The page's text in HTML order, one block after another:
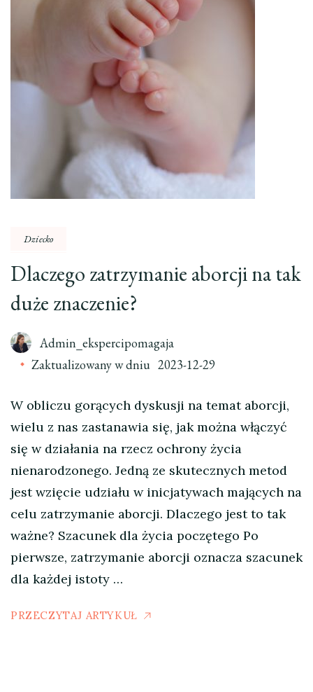
Dziecko
Dlaczego zatrzymanie aborcji na tak
duże znaczenie?
Admin_ekspercipomagaja
Zaktualizowany w dniu 2023-12-29
W obliczu gorących dyskusji na temat aborcji,
wielu z nas zastanawia się, jak można włączyć
się w działania na rzecz ochrony życia
nienarodzonego. Jedną ze skutecznych metod
jest wzięcie udziału w inicjatywach mających na
celu zatrzymanie aborcji. Dlaczego jest to tak
ważne? Szacunek dla życia poczętego Po
pierwsze, zatrzymanie aborcji oznacza szacunek
dla każdej istoty …
PRZECZYTAJ ARTYKUŁ